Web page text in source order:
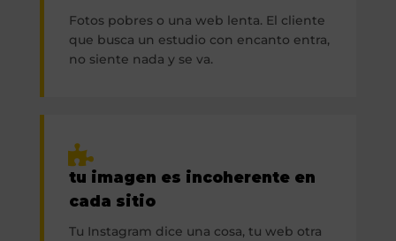
Fotos pobres o una web lenta. El cliente
que busca un estudio con encanto entra,
no siente nada y se va.
tu imagen es incoherente en
cada sitio
Tu Instagram dice una cosa, tu web otra